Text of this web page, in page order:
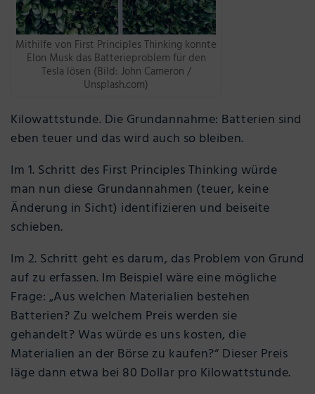
Mithilfe von First Principles Thinking konnte
Elon Musk das Batterieproblem für den
Tesla lösen (Bild: John Cameron /
Unsplash.com)
Kilowattstunde. Die Grundannahme: Batterien sind
eben teuer und das wird auch so bleiben.
Im 1. Schritt des First Principles Thinking würde
man nun diese Grundannahmen (teuer, keine
Änderung in Sicht) identifizieren und beiseite
schieben.
Im 2. Schritt geht es darum, das Problem von Grund
auf zu erfassen. Im Beispiel wäre eine mögliche
Frage: „Aus welchen Materialien bestehen
Batterien? Zu welchem Preis werden sie
gehandelt? Was würde es uns kosten, die
Materialien an der Börse zu kaufen?“ Dieser Preis
läge dann etwa bei 80 Dollar pro Kilowattstunde.